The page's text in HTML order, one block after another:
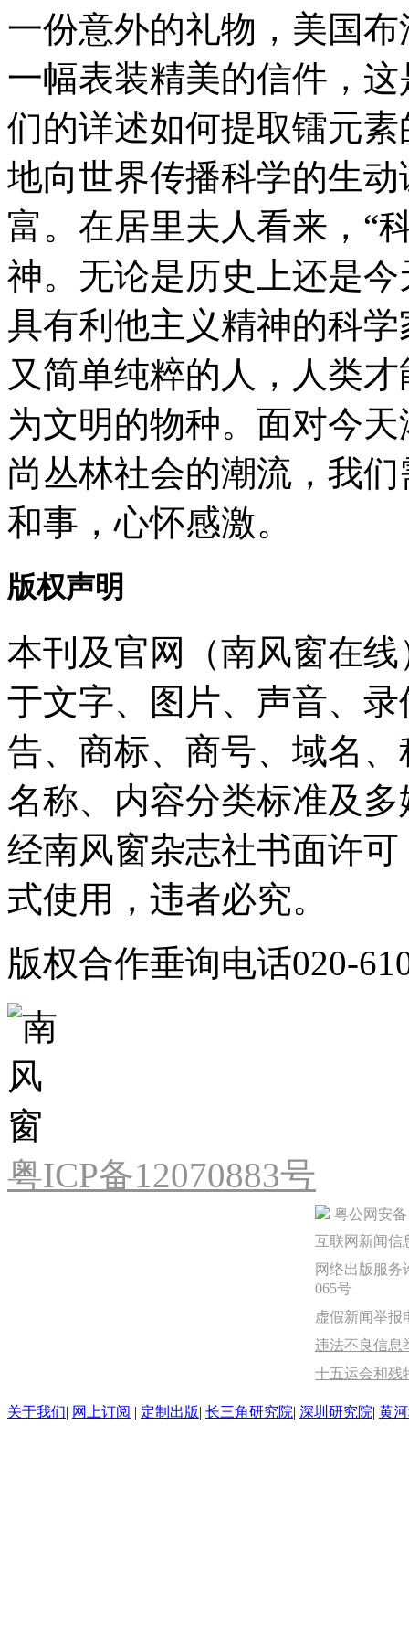
一份意外的礼物，美国
一幅表装精美的信件，
们的详述如何提取镭元
地向世界传播科学的生
富。在居里夫人看来，“
神。无论是历史上还是
具有利他主义精神的科
又简单纯粹的人，人类
为文明的物种。面对今
尚丛林社会的潮流，我
和事，心怀感激。
版权声明
本刊及官网（南风窗在
于文字、图片、声音、
告、商标、商号、域名
名称、内容分类标准及
经南风窗杂志社书面许
式使用，违者必究。
版权合作垂询电话020-
粤ICP备12070883号
粤公网安备
互联网新闻信
网络出版服务
065号
虚假新闻举报
违法不良信息
十五运会和残
关于我们| 网上订阅 | 定制出版| 长三角研究院| 深圳研究院| 黄